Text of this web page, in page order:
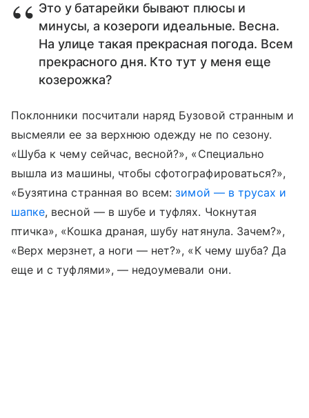
Это у батарейки бывают плюсы и
минусы, а козероги идеальные. Весна.
На улице такая прекрасная погода. Всем
прекрасного дня. Кто тут у меня еще
козерожка?
Поклонники посчитали наряд Бузовой странным и
высмеяли ее за верхнюю одежду не по сезону.
«Шуба к чему сейчас, весной?», «Специально
вышла из машины, чтобы сфотографироваться?»,
«Бузятина странная во всем:зимой — в трусах и
шапке, весной — в шубе и туфлях. Чокнутая
птичка», «Кошка драная, шубу натянула. Зачем?»,
«Верх мерзнет, а ноги — нет?», «К чему шуба? Да
еще и с туфлями», — недоумевали они.